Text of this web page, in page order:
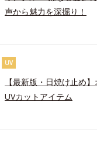
声から魅力を深掘り！
UV
【最新版・日焼け止め
UVカットアイテム